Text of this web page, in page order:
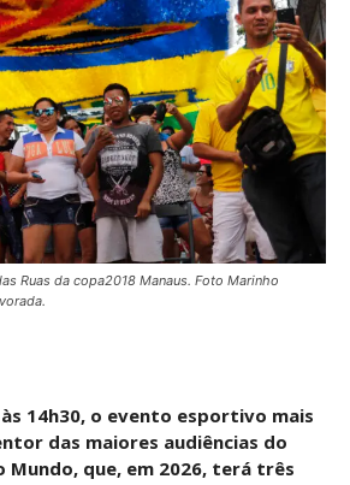
Ruas da copa2018 Manaus. Foto Marinho
14h30, o evento esportivo mais
das maiores audiências do
Mundo, que, em 2026, terá três